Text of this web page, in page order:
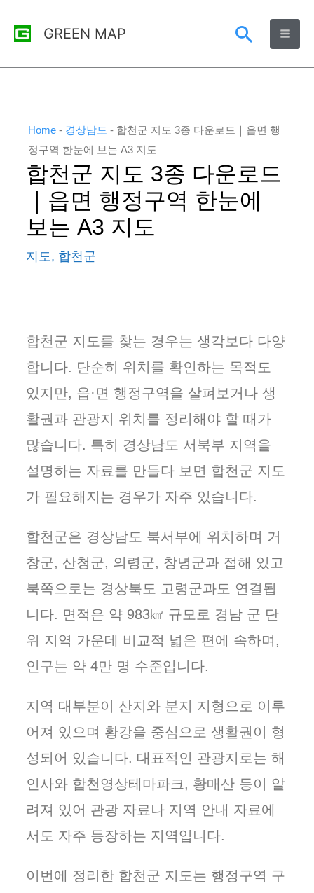
GREEN MAP
검
색
Home - 경상남도 - 합천군 지도 3종 다운로드｜읍면 행
정구역 한눈에 보는 A3 지도
합천군 지도 3종 다운로드
｜읍면 행정구역 한눈에
보는 A3 지도
지도, 합천군
합천군 지도를 찾는 경우는 생각보다 다양
합니다. 단순히 위치를 확인하는 목적도
있지만, 읍·면 행정구역을 살펴보거나 생
활권과 관광지 위치를 정리해야 할 때가
많습니다. 특히 경상남도 서북부 지역을
설명하는 자료를 만들다 보면 합천군 지도
가 필요해지는 경우가 자주 있습니다.
합천군은 경상남도 북서부에 위치하며 거
창군, 산청군, 의령군, 창녕군과 접해 있고
북쪽으로는 경상북도 고령군과도 연결됩
니다. 면적은 약 983㎢ 규모로 경남 군 단
위 지역 가운데 비교적 넓은 편에 속하며,
인구는 약 4만 명 수준입니다.
지역 대부분이 산지와 분지 지형으로 이루
어져 있으며 황강을 중심으로 생활권이 형
성되어 있습니다. 대표적인 관광지로는 해
인사와 합천영상테마파크, 황매산 등이 알
려져 있어 관광 자료나 지역 안내 자료에
서도 자주 등장하는 지역입니다.
이번에 정리한 합천군 지도는 행정구역 구